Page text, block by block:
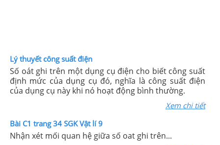
Lý thuyết công suất điện
Số oát ghi trên một dụng cụ điện cho biết công suất
định mức của dụng cụ đó, nghĩa là công suất điện
của dụng cụ này khi nó hoạt động bình thường.
Xem chi tiết
Bài C1 trang 34 SGK Vật lí 9
Nhận xét mối quan hệ giữa số oat ghi trên...